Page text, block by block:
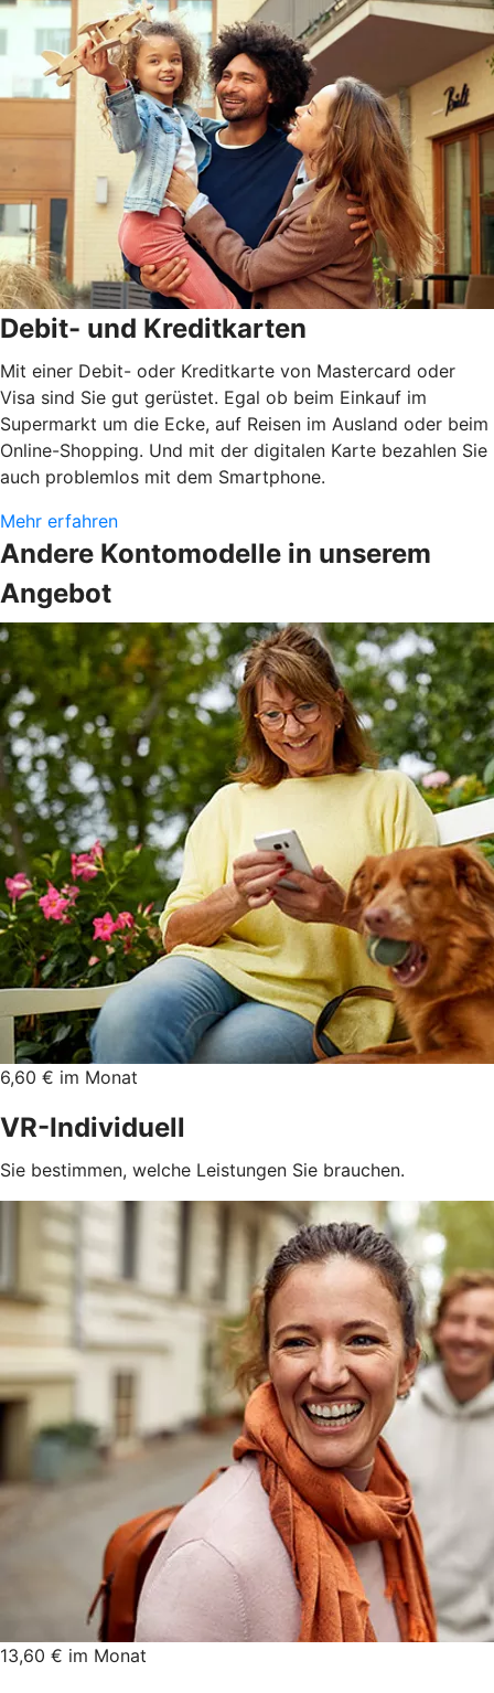
Debit- und Kreditkarten
Mit einer Debit- oder Kreditkarte von Mastercard oder
Visa sind Sie gut gerüstet. Egal ob beim Einkauf im
Supermarkt um die Ecke, auf Reisen im Ausland oder beim
Online-Shopping. Und mit der digitalen Karte bezahlen Sie
auch problemlos mit dem Smartphone.
Mehr erfahren
Andere Kontomodelle in unserem
Angebot
6,60 € im Monat
VR-Individuell
Sie bestimmen, welche Leistungen Sie brauchen.
13,60 € im Monat